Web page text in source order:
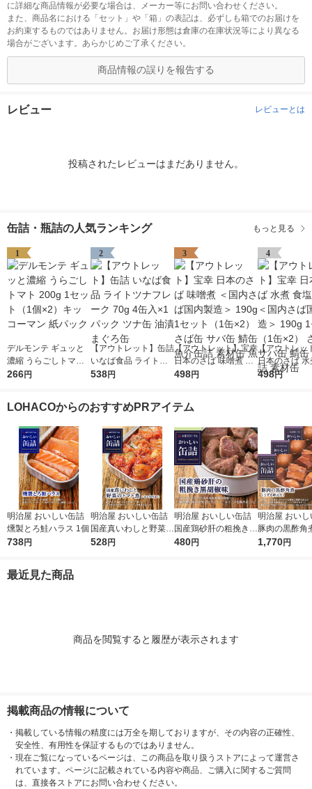
に詳細な商品情報が必要な場合は、メーカー等にお問い合わせください。
また、商品名における「セット」や「箱」の表記は、必ずしも箱でのお届けを
お約束するものではありません。お届け形態は倉庫の在庫状況等により異なる
場合がございます。あらかじめご了承ください。
商品情報の誤りを報告する
レビュー レビューとは
投稿されたレビューはまだありません。
缶詰・瓶詰の人気ランキング もっと見る
1
デルモンテ ギュッと
濃縮 うらごしトマト
200g 1セット（1個×
266円
2
【アウトレット】缶詰
いなば食品 ライトツ
ナフレーク 70g 4缶入
538円
3
【アウトレット】宝幸
日本のさば 味噌煮 ＜
国内さば国内製造＞ 1
缶 魚介缶詰 素材缶 魚
498円
4
【アウトレッ
日本のさば
不使用 ＜国内
498円
LOHACOからのおすすめPRアイテム
明治屋 おいしい缶詰
燻製とろ鮭ハラス 1個
738円
明治屋 おいしい缶詰
国産真いわしと野菜の
トマト煮 1缶
528円
明治屋 おいしい缶詰
国産鶏砂肝の粗挽き黒
胡椒味 1個
480円
明治屋 おいし
豚肉の黒酢角
ら卵入り） 1
1,770円
最近見た商品
商品を閲覧すると履歴が表示されます
掲載商品の情報について
・ 掲載している情報の精度には万全を期しておりますが、その内容の正確性、
安全性、有用性を保証するものではありません。
・ 現在ご覧になっているページは、この商品を取り扱うストアによって運営さ
れています。ページに記載されている内容や商品、ご購入に関するご質問
は、直接各ストアにお問い合わせください。